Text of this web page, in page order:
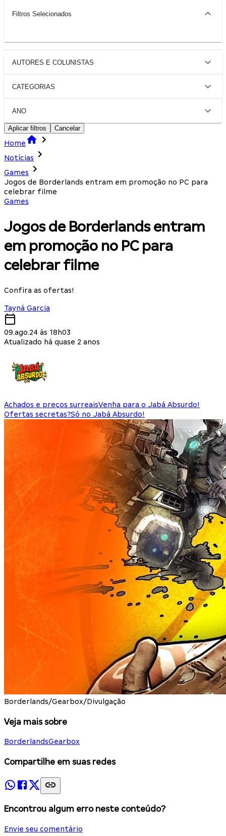
Filtros Selecionados
AUTORES E COLUNISTAS
CATEGORIAS
ANO
Aplicar filtros Cancelar
Home
Notícias
Games
Jogos de Borderlands entram em promoção no PC para
celebrar filme
Games
Jogos de Borderlands entram
em promoção no PC para
celebrar filme
Confira as ofertas!
Tayná Garcia
09.ago.24 às 18h03
Atualizado há quase 2 anos
Achados e preços surreaisVenha para o Jabá Absurdo!
Ofertas secretas?Só no Jabá Absurdo!
Borderlands/Gearbox/Divulgação
Veja mais sobre
BorderlandsGearbox
Compartilhe em suas redes
Encontrou algum erro neste conteúdo?
Envie seu comentário